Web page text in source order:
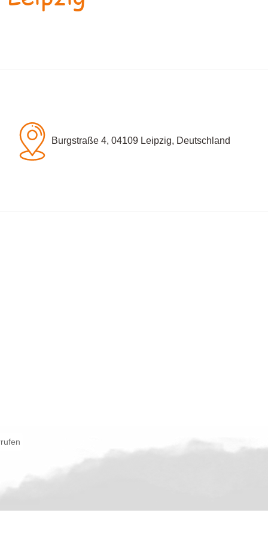
Burgstraße 4, 04109 Leipzig, Deutschland